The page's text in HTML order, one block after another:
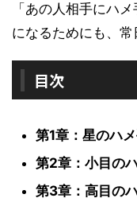
「あの人相手にハ
になるためにも、常
目次
第1章：星のハ
第2章：小目の
第3章：高目の